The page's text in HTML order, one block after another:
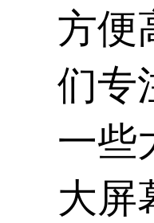
方便
们专
一些
大屏